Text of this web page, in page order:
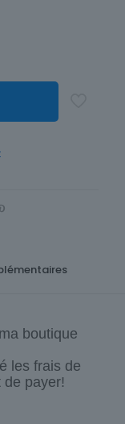
boutique
les frais de
payer!